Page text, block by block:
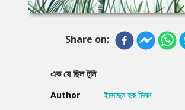
Share on:
এক যে ছিল টুনি
Author
ইমদাদুল হক মিলন